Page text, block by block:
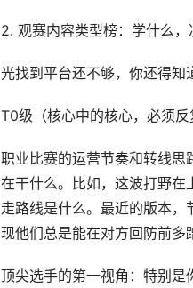
2. 观赛内容类型榜：学什么，
光找到平台还不够，你还得知
T0级（核心中的核心，必须反
职业比赛的运营节奏和转线思
在干什么。比如，这波打野在
走路线是什么。最近的版本
现他们总是能在对方回防前多
顶尖选手的第一视角：特别是